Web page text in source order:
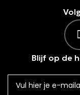
Blijf op de